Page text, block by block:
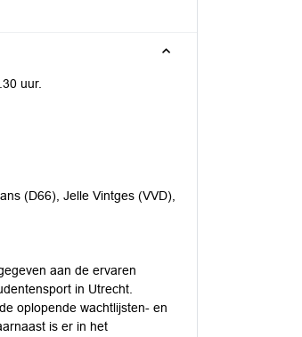
uur.
(D66), Jelle Vintges (VVD),
aan de ervaren
in Utrecht.
oplopende wachtlijsten- en
is er in het